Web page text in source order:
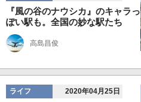
『風の谷のナウシカ』のキャラっ
ぽい駅も。全国の妙な駅たち
高島昌俊
ライフ 2020年04月25日